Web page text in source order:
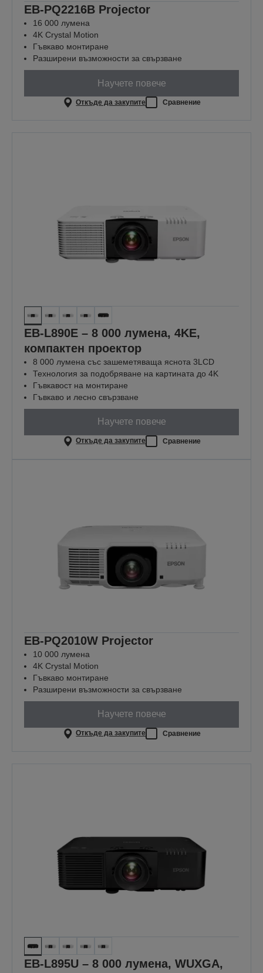
EB-PQ2216B Projector
16 000 лумена
4K Crystal Motion
Гъвкаво монтиране
Разширени възможности за свързване
Научете повече
Откъде да закупите Сравнение
EB-L890E – 8 000 лумена, 4KE,
компактен проектор
8 000 лумена със зашеметяваща яснота 3LCD
Технология за подобряване на картината до 4K
Гъвкавост на монтиране
Гъвкаво и лесно свързване
Научете повече
Откъде да закупите Сравнение
EB-PQ2010W Projector
10 000 лумена
4K Crystal Motion
Гъвкаво монтиране
Разширени възможности за свързване
Научете повече
Откъде да закупите Сравнение
EB-L895U – 8 000 лумена, WUXGA,